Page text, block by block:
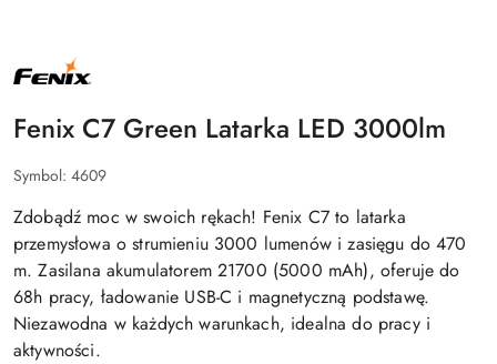
NAZWA
PRODUCENTA:
Fenix C7 Green Latarka LED 3000lm
Symbol: 4609
Zdobądź moc w swoich rękach! Fenix C7 to latarka
przemysłowa o strumieniu 3000 lumenów i zasięgu do 470
m. Zasilana akumulatorem 21700 (5000 mAh), oferuje do
68h pracy, ładowanie USB-C i magnetyczną podstawę.
Niezawodna w każdych warunkach, idealna do pracy i
aktywności.